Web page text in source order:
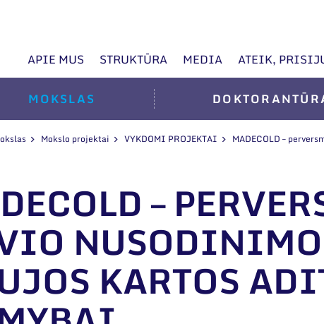
APIE MUS STRUKTŪRA MEDIA ATEIK,
MOKSLAS
Mokslo projektai VYKDOMI PROJEKTAI MADECOLD –
–
KARTOS